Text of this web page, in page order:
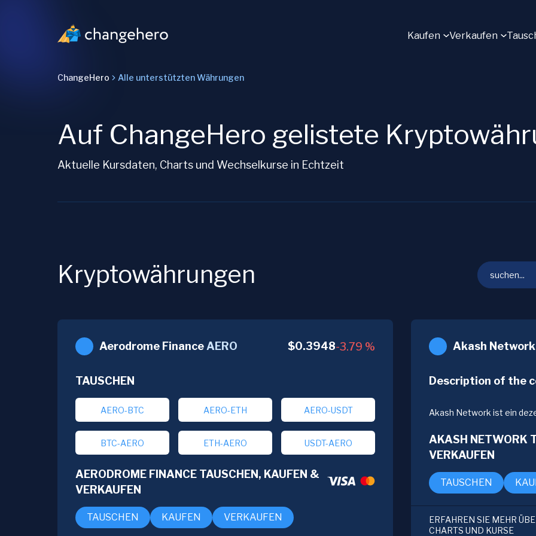
Kaufen Verkaufen
ChangeHero Alle unterstützten Währungen
Auf ChangeHero gelistete
Aktuelle Kursdaten, Charts und Wechselkurse in Echtzeit
Kryptowährungen
Aerodrome Finance AERO $0.3948-3.79 %
TAUSCHEN
AERO-BTC AERO-ETH AERO-USDT
BTC-AERO ETH-AERO USDT-AERO
AERODROME FINANCE TAUSCHEN, KAUFEN &
VERKAUFEN
TAUSCHEN KAUFEN VERKAUFEN
Akash Network
Description of the
Akash Network ist ein
sichern Nutzer das
Dienste. Akash
bietet eine
AKASH NETWORK
VERKAUFEN
TAUSCHEN
ERFAHREN SIE MEHR
CHARTS UND KURSE